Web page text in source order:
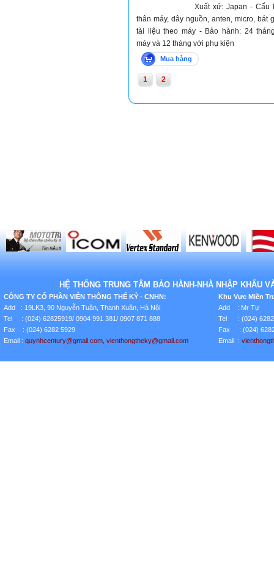
Xuất xứ: Japan - Cấu
thân máy, dây nguồn, anten, micro, bát
tài liệu theo máy - Bảo hành: 24
máy và 12 tháng với phụ kiện
Mua hàng
1 2
HỆ THỐNG TRUNG TÂM BẢO HÀNH-NHÀ NHẬP KHẨU
CÔNG TY CỔ PHẦN VIỄN THÔNG THẾ KỶ - CNHN:
Add : 19LK3, 90 Nguyễn Tuân, Thanh Xuân, Hà Nội
Tel : (024) 62825919/ 0904 991 381/ 0907 871 888
Fax : (024) 6282 5929
Email : quynhcentury@gmail.com , vienthongtheky@gmail.com
Khu Vực Miền
Add : Mr Tự
Tel : (024)
Fax : (024)
Email :